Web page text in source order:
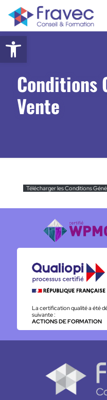
Ouvrir la barre d’outils
Conditions
Vente
Télécharger les Conditions
La certification qualité a été
suivante :
ACTIONS DE FORMATION